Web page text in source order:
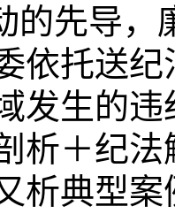
的先导，
依托送
发生的
析＋纪
析典型